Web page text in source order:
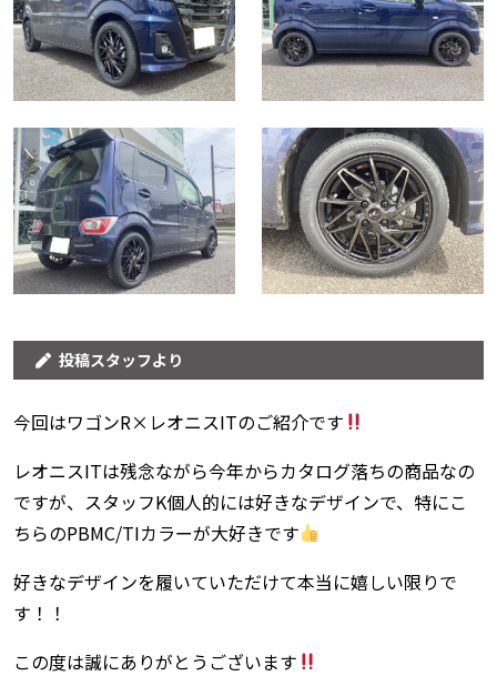
投稿スタッフより
今回はワゴンR×レオニスITのご紹介です
レオニスITは残念ながら今年からカタログ落ちの商品なの
ですが、スタッフK個人的には好きなデザインで、特にこ
ちらのPBMC/TIカラーが大好きです
好きなデザインを履いていただけて本当に嬉しい限りで
す！！
この度は誠にありがとうございます